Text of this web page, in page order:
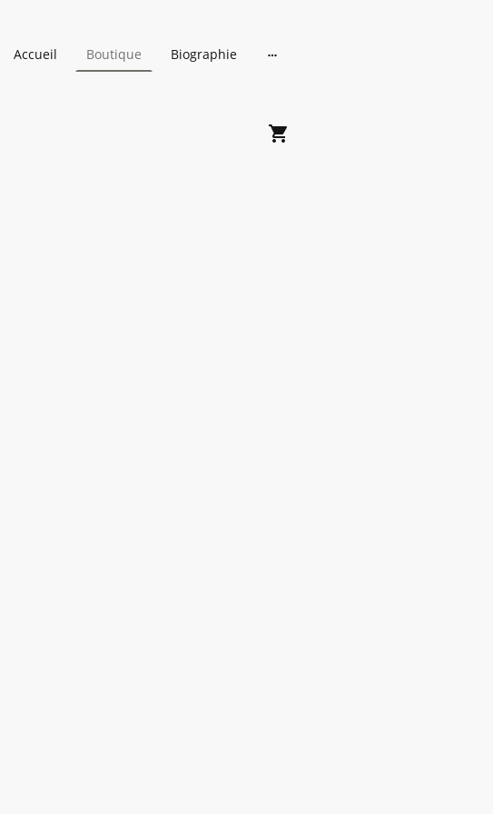
Accueil Boutique Biographie